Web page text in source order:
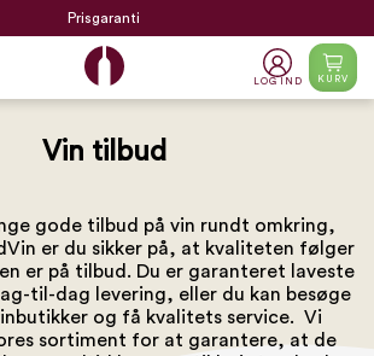
Prisgaranti
LOG IND KURV
Vin tilbud
gode tilbud på vin rundt omkring,
er du sikker på, at kvaliteten følger
er på tilbud. Du er garanteret laveste
til-dag levering, eller du kan besøge
og få kvalitets service. Vi
sortiment for at garantere, at de